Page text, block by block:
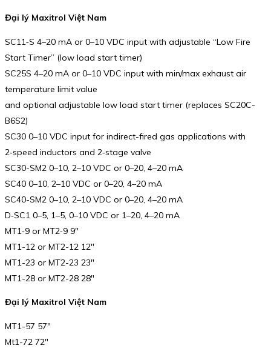
Đại lý Maxitrol Việt Nam
SC11‑S 4–20 mA or 0–10 VDC input with adjustable “Low Fire
Start Timer” (low load start timer)
SC25S 4–20 mA or 0–10 VDC input with min/max exhaust air
temperature limit value
and optional adjustable low load start timer (replaces SC20C-
B6S2)
SC30 0–10 VDC input for indirect-fired gas applications with
2‑speed inductors and 2‑stage valve
SC30-SM2 0–10, 2–10 VDC or 0–20, 4–20 mA
SC40 0–10, 2–10 VDC or 0–20, 4–20 mA
SC40-SM2 0–10, 2–10 VDC or 0–20, 4–20 mA
D‑SC1 0–5, 1–5, 0–10 VDC or 1–20, 4–20 mA
MT1‑9 or MT2‑9 9″
MT1-12 or MT2-12 12″
MT1-23 or MT2-23 23″
MT1-28 or MT2-28 28″
Đại lý Maxitrol Việt Nam
MT1-57 57″
Mt1-72 72″